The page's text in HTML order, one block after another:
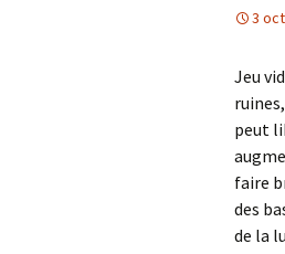
3
Jeu
peut
faire
des
de la